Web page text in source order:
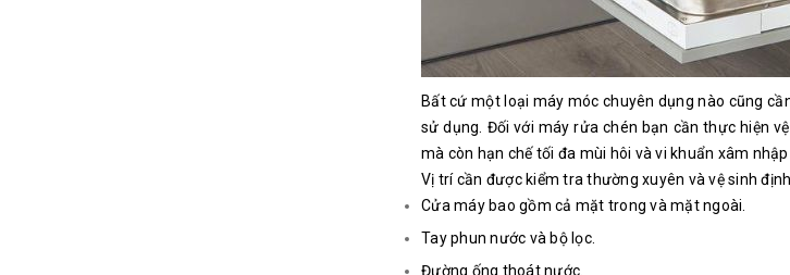
Bất cứ một loại máy móc chuyên dụng nào cũng
sử dụng. Đối với máy rửa chén bạn cần thực hiện
mà còn hạn chế tối đa mùi hôi và vi khuẩn xâm
Vị trí cần được kiểm tra thường xuyên và vệ sinh
Cửa máy bao gồm cả mặt trong và mặt ngoài.
Tay phun nước và bộ lọc.
Đường ống thoát nước.